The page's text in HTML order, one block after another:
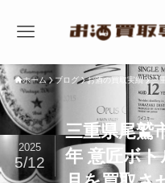
ホーム ブログ お酒の買取実績 三重
三重県尾鷲
年 意匠ボ
2025
5/12